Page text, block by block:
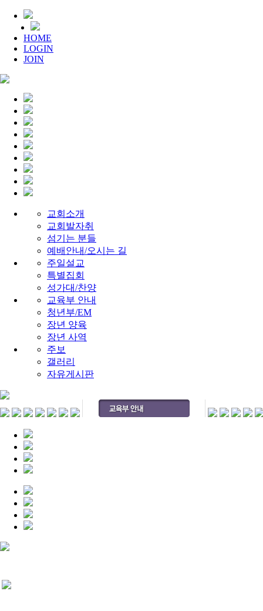
HOME
LOGIN
JOIN
교회소개
교회발자취
섬기는 분들
예배안내/오시는 길
주일설교
특별집회
성가대/찬양
교육부 안내
청년부/EM
장년 양육
장년 사역
주보
갤러리
자유게시판